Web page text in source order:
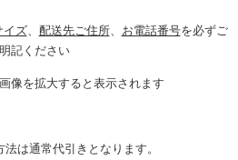
イズ、 配送先ご住所、 お電話番号を必ずご
明記ください
像を拡大すると表示されます
は通常代引きとなります。